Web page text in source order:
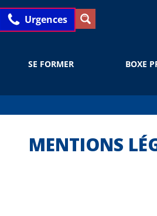
Urgences
SE FORMER BOXE
MENTIONS